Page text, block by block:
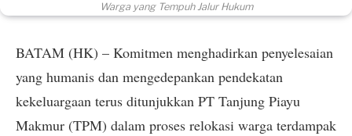
Warga yang Tempuh Jalur Hukum
BATAM (HK) – Komitmen menghadirkan penyelesaian
yang humanis dan mengedepankan pendekatan
kekeluargaan terus ditunjukkan PT Tanjung Piayu
Makmur (TPM) dalam proses relokasi warga terdampak